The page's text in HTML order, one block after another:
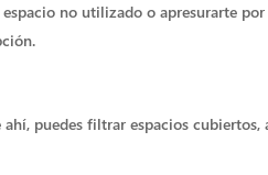
no utilizado o apresurarte
puedes filtrar espacios